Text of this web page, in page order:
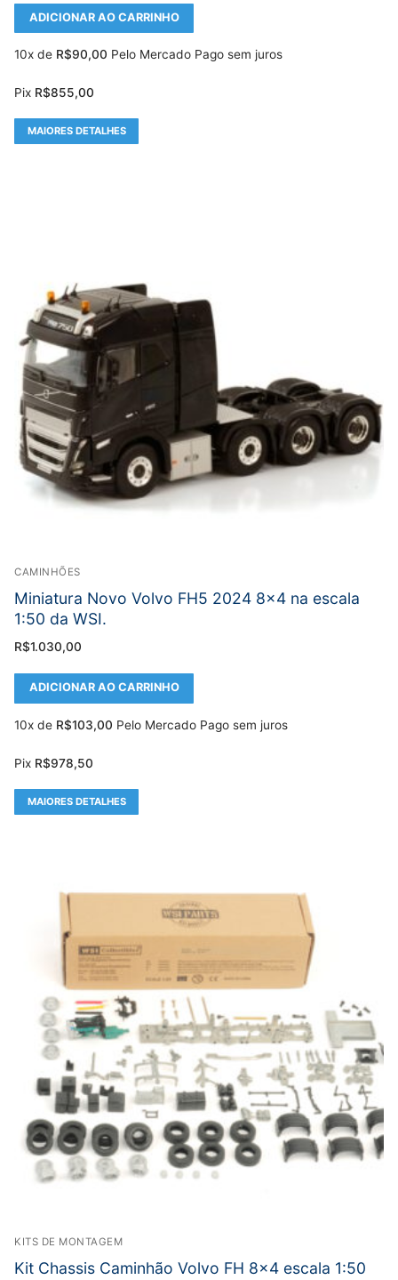
ADICIONAR AO CARRINHO
10x de R$90,00 Pelo Mercado Pago sem juros
Pix R$855,00
MAIORES DETALHES
CAMINHÕES
Miniatura Novo Volvo FH5 2024 8×4 na escala
1:50 da WSI.
R$1.030,00
ADICIONAR AO CARRINHO
10x de R$103,00 Pelo Mercado Pago sem juros
Pix R$978,50
MAIORES DETALHES
KITS DE MONTAGEM
Kit Chassis Caminhão Volvo FH 8×4 escala 1:50